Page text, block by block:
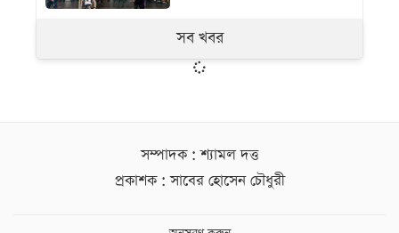
সব খবর
সম্পাদক : শ্যামল দত্ত
প্রকাশক : সাবের হোসেন চৌধুরী